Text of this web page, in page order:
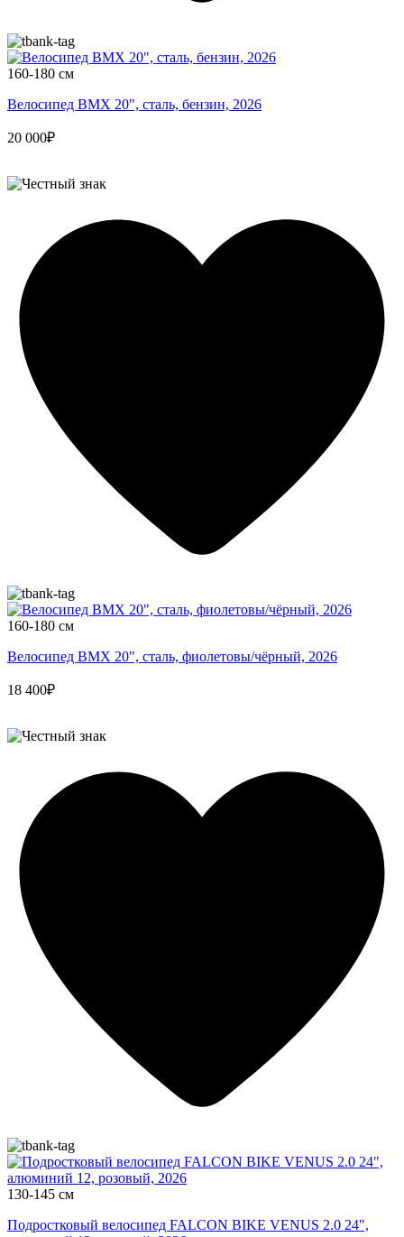
160-180 см
Велосипед BMX 20", сталь, бензин, 2026
20 000₽
160-180 см
Велосипед BMX 20", сталь, фиолетовы/чёрный, 2026
18 400₽
130-145 см
Подростковый велосипед FALCON BIKE VENUS 2.0 24",